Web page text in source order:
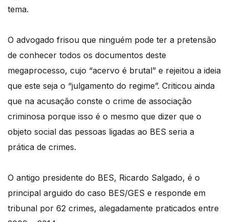
tema.
O advogado frisou que ninguém pode ter a pretensão
de conhecer todos os documentos deste
megaprocesso, cujo “acervo é brutal” e rejeitou a ideia
que este seja o “julgamento do regime”. Criticou ainda
que na acusação conste o crime de associação
criminosa porque isso é o mesmo que dizer que o
objeto social das pessoas ligadas ao BES seria a
prática de crimes.
O antigo presidente do BES, Ricardo Salgado, é o
principal arguido do caso BES/GES e responde em
tribunal por 62 crimes, alegadamente praticados entre